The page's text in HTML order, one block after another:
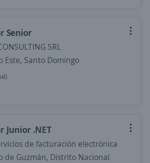
Senior
SRL
Este, Santo Domingo
Junior .NET
de facturación electrónica
de Guzmán, Distrito Nacional